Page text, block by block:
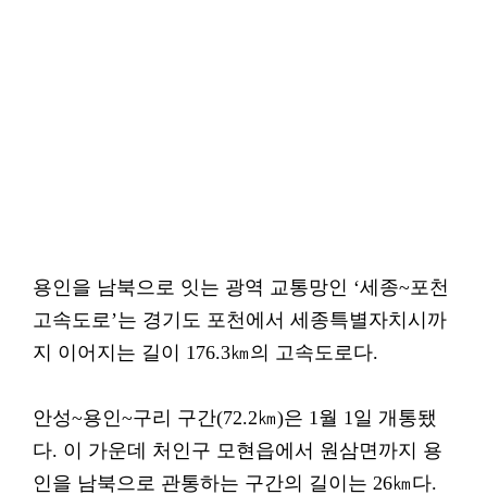
용인을 남북으로 잇는 광역 교통망인 ‘세종~포천
고속도로’는 경기도 포천에서 세종특별자치시까
지 이어지는 길이 176.3㎞의 고속도로다.
안성~용인~구리 구간(72.2㎞)은 1월 1일 개통됐
다. 이 가운데 처인구 모현읍에서 원삼면까지 용
인을 남북으로 관통하는 구간의 길이는 26㎞다.